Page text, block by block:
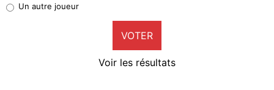
9%
Un autre joueur
VOTER
Voir les résultats